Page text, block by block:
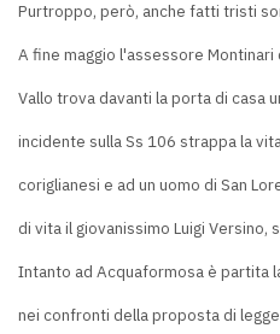
Purtroppo, però, anche fatti tristi
A fine maggio l'assessore
Vallo trova davanti la porta di casa
incidente sulla Ss 106 strappa la
coriglianesi e ad un uomo di San
di vita il giovanissimo Luigi Versino,
Intanto ad Acquaformosa è partita
nei confronti della proposta di